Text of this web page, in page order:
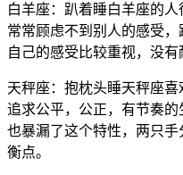
白羊座：趴着睡白羊座的人
常常顾虑不到别人的感受
自己的感受比较重视，没有
天秤座：抱枕头睡天秤座
追求公平，公正，有节奏
也暴漏了这个特性，两只
衡点。